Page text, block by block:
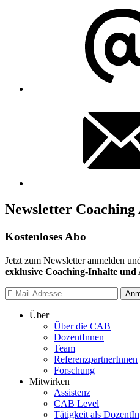
Newsletter
Kostenloses Abo
Jetzt zum Newsletter anmelden
exklusive Coaching-Inhalte und
Über
Über die CAB
DozentInnen
Team
ReferenzpartnerInnen
Forschung
Mitwirken
Assistenz
CAB Level
Tätigkeit als DozentIn